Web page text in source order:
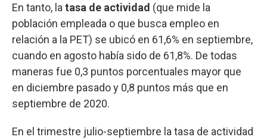
En tanto, la tasa de actividad (que mide la
población empleada o que busca empleo en
relación a la PET) se ubicó en 61,6% en septiembre,
cuando en agosto había sido de 61,8%. De todas
maneras fue 0,3 puntos porcentuales mayor que
en diciembre pasado y 0,8 puntos más que en
septiembre de 2020.
En el trimestre julio-septiembre la tasa de actividad